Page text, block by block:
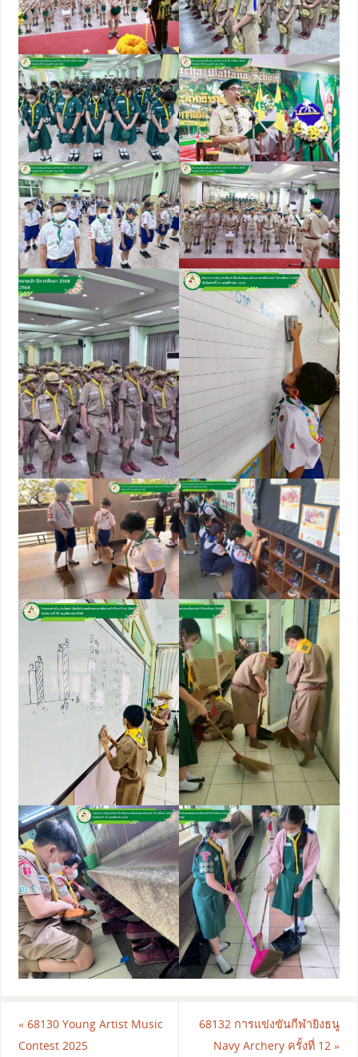
«68130 Young​ Artist​ Music​
Contest​ 2025​
68132 การแข่งขันกีฬายิงธนู
Navy Archery ครั้งที่ 12»